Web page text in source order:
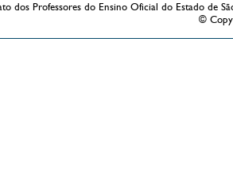
dos Professores do Ensino Oficial do Estado de
©